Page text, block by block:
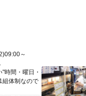
～
時間・曜日・
組体制なので